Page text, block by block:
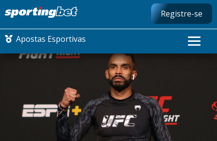
Registre-se
Apostas Esportivas
CONMEBOL LIBERTADORES
FUTEBOL NACIONAL
FUTEBOL INTERNACIONAL